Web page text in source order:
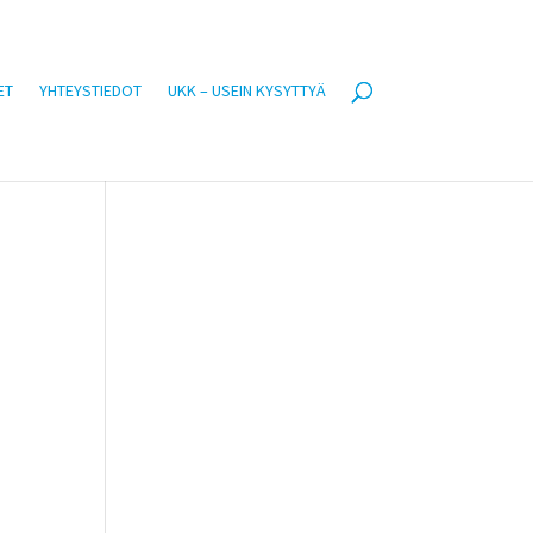
YHTEYSTIEDOT UKK – USEIN KYSYTTYÄ